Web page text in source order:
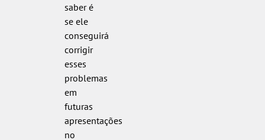
saber é
se ele
conseguirá
corrigir
esses
problemas
em
futuras
apresentações
no